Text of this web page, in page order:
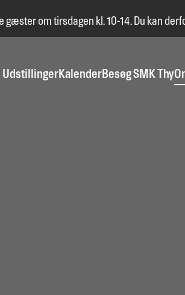
gæster om tirsdagen kl. 10-14. Du kan
UdstillingerKalenderBesøg SMK Thy